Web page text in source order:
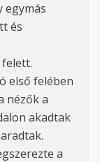
egymás
és
első felében
nézők a
akadtak
a